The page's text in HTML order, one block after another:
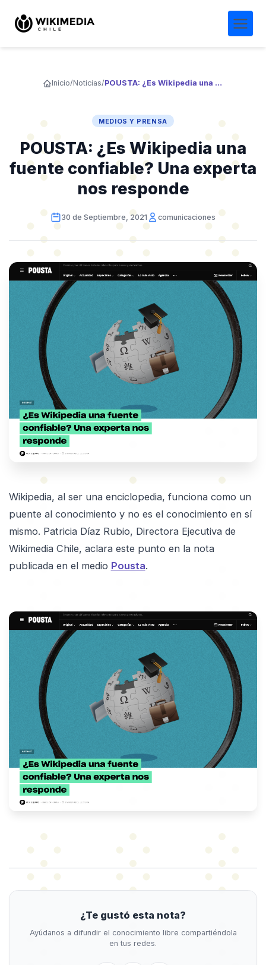
Inicio/Noticias/ POUSTA: ¿Es Wikipedia una fuente confiable? Una experta nos responde
MEDIOS Y PRENSA
POUSTA: ¿Es Wikipedia una
fuente confiable? Una experta
nos responde
30 de Septiembre, 2021 comunicaciones
Wikipedia, al ser una enciclopedia, funciona como un
puente al conocimiento y no es el conocimiento en sí
mismo. Patricia Díaz Rubio, Directora Ejecutiva de
Wikimedia Chile, aclara este punto en la nota
publicada en el medio Pousta.
¿Te gustó esta nota?
Ayúdanos a difundir el conocimiento libre compartiéndola
en tus redes.